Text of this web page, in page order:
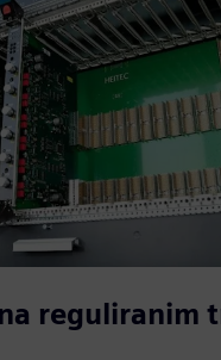
reguliranim